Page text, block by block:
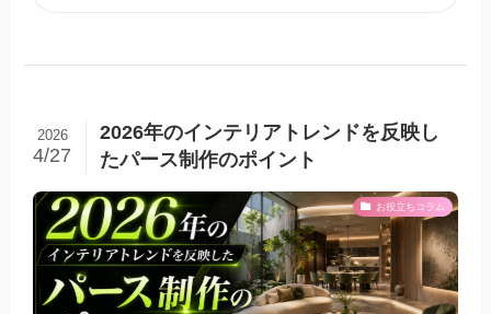
2026年のインテリアトレンドを反映し
たパース制作のポイント
2026
4/27
お役立ちコラム